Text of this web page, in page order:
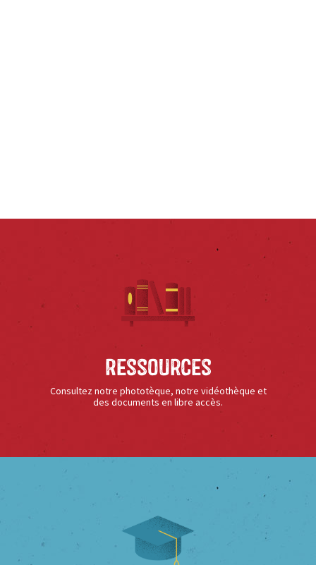
Ressources
Consultez notre phototèque, notre vidéothèque et
des documents en libre accès.